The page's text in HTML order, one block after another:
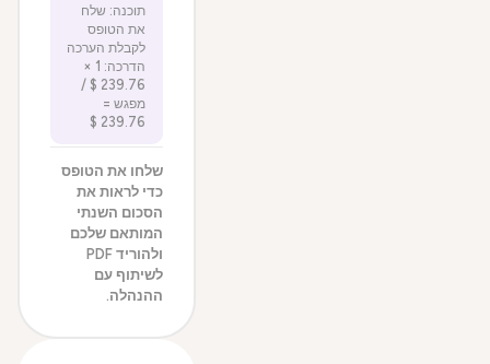
תוכנה: שלח
את הטופס
לקבלת הערכה
הדרכה: 1 ×
‏239.76 ‏$ /
מפגש =
שלחו את הטופס
כדי לראות את
הסכום השנתי
המותאם שלכם
ולהוריד PDF
לשיתוף עם
ההנהלה.